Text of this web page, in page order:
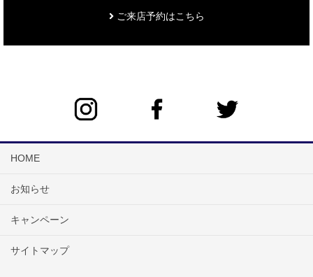
ご来店予約はこちら
HOME
お知らせ
キャンペーン
サイトマップ